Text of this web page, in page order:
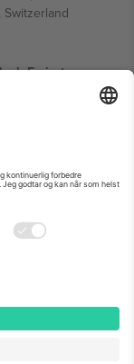
Emirates
Silicon Oasis, DDP
sjekk spesifikke